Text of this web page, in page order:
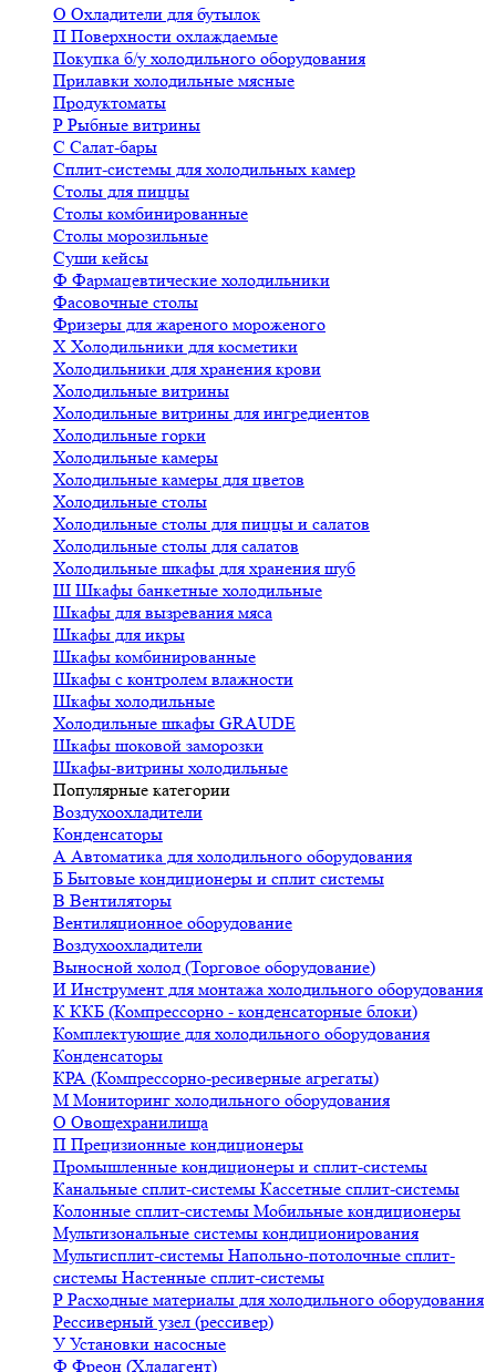
О Охладители для бутылок
П Поверхности охлаждаемые
Покупка б/у холодильного оборудования
Прилавки холодильные мясные
Продуктоматы
Р Рыбные витрины
С Салат-бары
Сплит-системы для холодильных камер
Столы для пиццы
Столы комбинированные
Столы морозильные
Суши кейсы
Ф Фармацевтические холодильники
Фасовочные столы
Фризеры для жареного мороженого
Х Холодильники для косметики
Холодильники для хранения крови
Холодильные витрины
Холодильные витрины для ингредиентов
Холодильные горки
Холодильные камеры
Холодильные камеры для цветов
Холодильные столы
Холодильные столы для пиццы и салатов
Холодильные столы для салатов
Холодильные шкафы для хранения шуб
Ш Шкафы банкетные холодильные
Шкафы для вызревания мяса
Шкафы для икры
Шкафы комбинированные
Шкафы с контролем влажности
Шкафы холодильные
Холодильные шкафы GRAUDE
Шкафы шоковой заморозки
Шкафы-витрины холодильные
Популярные категории
Воздухоохладители
Конденсаторы
А Автоматика для холодильного оборудования
Б Бытовые кондиционеры и сплит системы
В Вентиляторы
Вентиляционное оборудование
Воздухоохладители
Выносной холод (Торговое оборудование)
И Инструмент для монтажа холодильного оборудования
К ККБ (Компрессорно - конденсаторные блоки)
Комплектующие для холодильного оборудования
Конденсаторы
КРА (Компрессорно-ресиверные агрегаты)
М Мониторинг холодильного оборудования
О Овощехранилища
П Прецизионные кондиционеры
Промышленные кондиционеры и сплит-системы
Канальные сплит-системы Кассетные сплит-системы
Колонные сплит-системы Мобильные кондиционеры
Мультизональные системы кондиционирования
Мультисплит-системы Напольно-потолочные сплит-
системы Настенные сплит-системы
Р Расходные материалы для холодильного оборудования
Рессиверный узел (рессивер)
У Установки насосные
Ф Фреон (Хладагент)